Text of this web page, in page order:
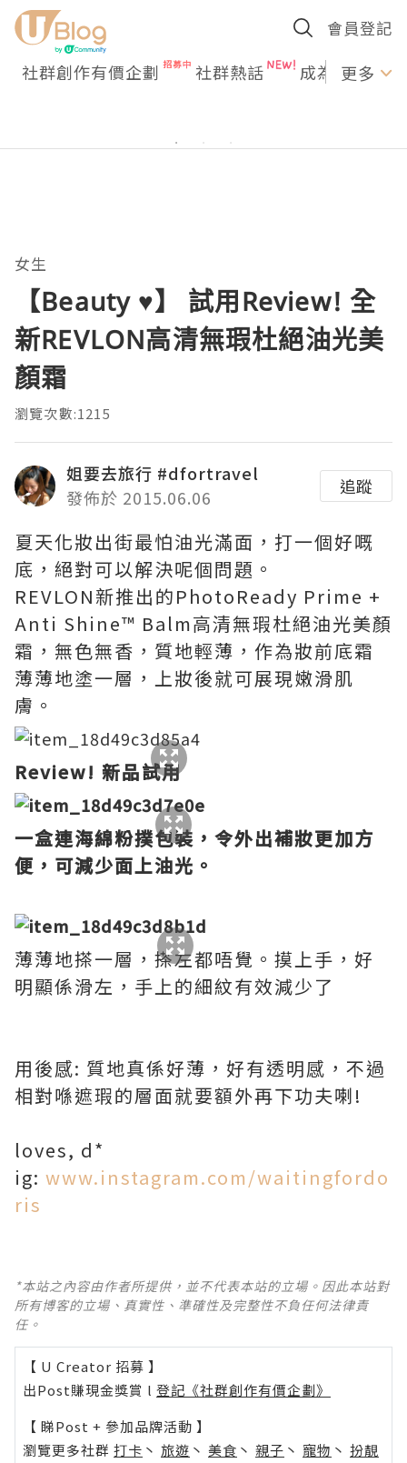
會員登記
社群創作有價企劃 社群熱話 成為U更多
女生
【Beauty ♥】 試用Review! 全
新REVLON高清無瑕杜絕油光美
顏霜
瀏覽次數:1215
姐要去旅行 #dfortravel
發佈於 2015.06.06
追蹤
夏天化妝出街最怕油光滿面，打一個好嘅
底，絕對可以解決呢個問題。
REVLON新推出的PhotoReady Prime +
Anti Shine™ Balm高清無瑕杜絕油光美顏
霜，無色無香，質地輕薄，作為妝前底霜
薄薄地塗一層，上妝後就可展現嫩滑肌
膚。
Review! 新品試用
一盒連海綿粉撲包裝，令外出補妝更加方
便，可減少面上油光。
薄薄地搽一層，搽左都唔覺。摸上手，好
明顯係滑左，手上的細紋有效減少了
用後感: 質地真係好薄，好有透明感，不過
相對喺遮瑕的層面就要額外再下功夫喇!
loves, d*
ig: www.instagram.com/waitingfordo
ris
*本站之內容由作者所提供，並不代表本站的立場。因此本站對
所有博客的立場、真實性、準確性及完整性不負任何法律責
任。
【 U Creator 招募 】
出Post賺現金獎賞 l 登記《社群創作有價企劃》
【 睇Post + 參加品牌活動 】
瀏覽更多社群 打卡 丶 旅遊 丶 美食 丶 親子 丶 寵物 丶 扮靚